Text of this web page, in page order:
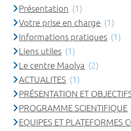
Présentation (1)
Votre prise en charge (1)
Informations pratiques (1)
Liens utiles (1)
Le centre Maolya (2)
ACTUALITES (1)
PRÉSENTATION ET
PROGRAMME SCIENTIFIQUE
EQUIPES ET PLATEFORMES